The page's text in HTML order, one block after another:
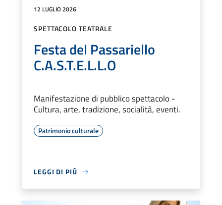
12 LUGLIO 2026
SPETTACOLO TEATRALE
Festa del Passariello
C.A.S.T.E.L.L.O
Manifestazione di pubblico spettacolo -
Cultura, arte, tradizione, socialità, eventi.
Patrimonio culturale
LEGGI DI PIÙ